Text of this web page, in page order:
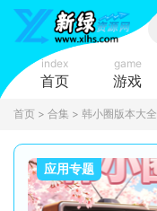
index
首页
game
游戏
首页 > 合集 > 韩小圈版本大全
应用专题